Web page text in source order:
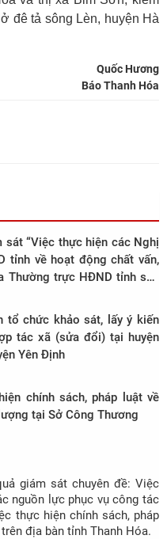
đê tả sông Lèn, huyện Hà
Quốc Hương
Báo Thanh Hóa
sát “Việc thực hiện các Nghị
tỉnh về hoạt động chất vấn,
Thường trực HĐND tỉnh sau
thành phố Sầm Sơn
tổ chức khảo sát, lấy ý kiến
tác xã (sửa đổi) tại huyện
Yên Định
chính sách, pháp luật về
tại Sở Công Thương
giám sát chuyên đề: Việc
nguồn lực phục vụ công tác
thực hiện chính sách, pháp
địa bàn tỉnh Thanh Hóa.